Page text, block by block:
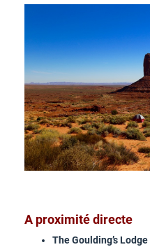
A proximité directe
The Goulding’s Lodge